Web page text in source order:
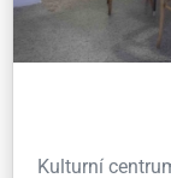
Kulturní